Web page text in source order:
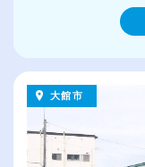
大館市